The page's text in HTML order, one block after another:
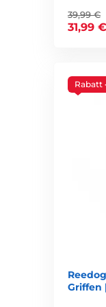
39,99 €
31,99 €
Rabatt
Griffen